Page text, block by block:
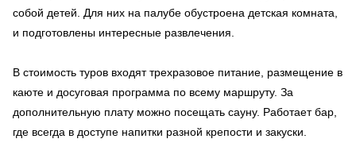
собой детей. Для них на палубе обустроена детская комната,
и подготовлены интересные развлечения.
В стоимость туров входят трехразовое питание, размещение в
каюте и досуговая программа по всему маршруту. За
дополнительную плату можно посещать сауну. Работает бар,
где всегда в доступе напитки разной крепости и закуски.